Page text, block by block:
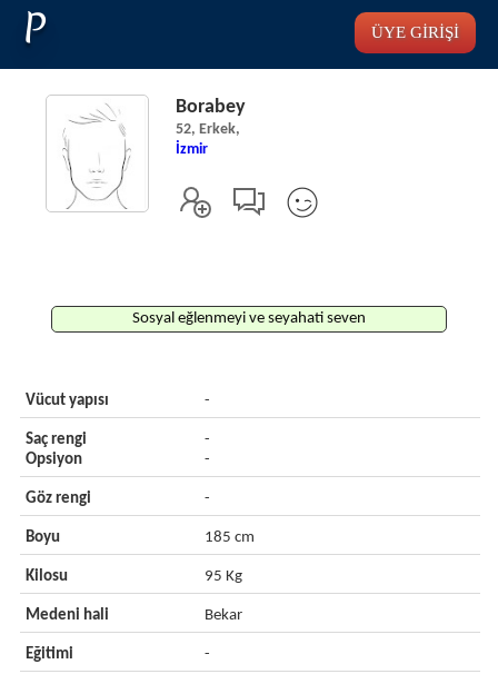
P ÜYE GİRİŞİ
Borabey
52, Erkek,
İzmir
Sosyal eğlenmeyi ve seyahati seven
Vücut yapısı -
Saç rengi
Opsiyon
-
-
Göz rengi -
Boyu 185 cm
Kilosu 95 Kg
Medeni hali Bekar
Eğitimi -